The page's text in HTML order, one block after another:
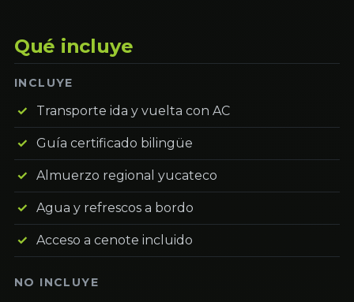
Qué incluye
INCLUYE
Transporte ida y vuelta con AC
Guía certificado bilingüe
Almuerzo regional yucateco
Agua y refrescos a bordo
Acceso a cenote incluido
NO INCLUYE